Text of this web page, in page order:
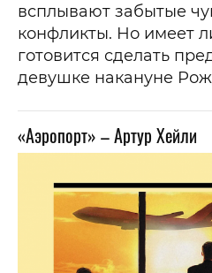
всплывают забытые
конфликты. Но имеет
готовится сделать
девушке накануне
«Аэропорт» – Артур Хейли